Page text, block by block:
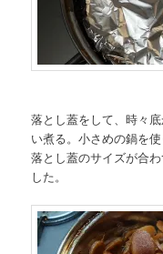
落とし蓋をして、時々
い煮る。小さめの鍋を
落とし蓋のサイズが合
した。